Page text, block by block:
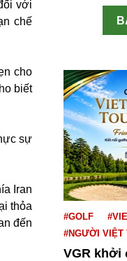
với
chế
cho
biết
sự
Iran
thỏa
đến
#GOLF
#NGƯỜI VIỆT
VGR khởi